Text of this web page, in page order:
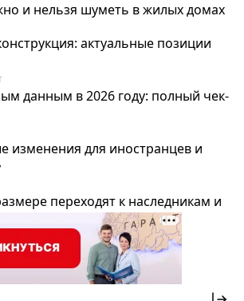
и нельзя шуметь в жилых домах
актуальные позиции
данным в 2026 году: полный чек-
изменения для иностранцев и
переходят к наследникам и